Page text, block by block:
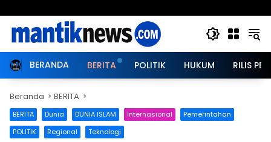
BERANDA BERITA POLITIK HUKUM RILIS
Beranda BERITA
BERITA Dunia DUNIA ISLAM Internasional
Pemerintahan
POLITIK
Regional Teknologi